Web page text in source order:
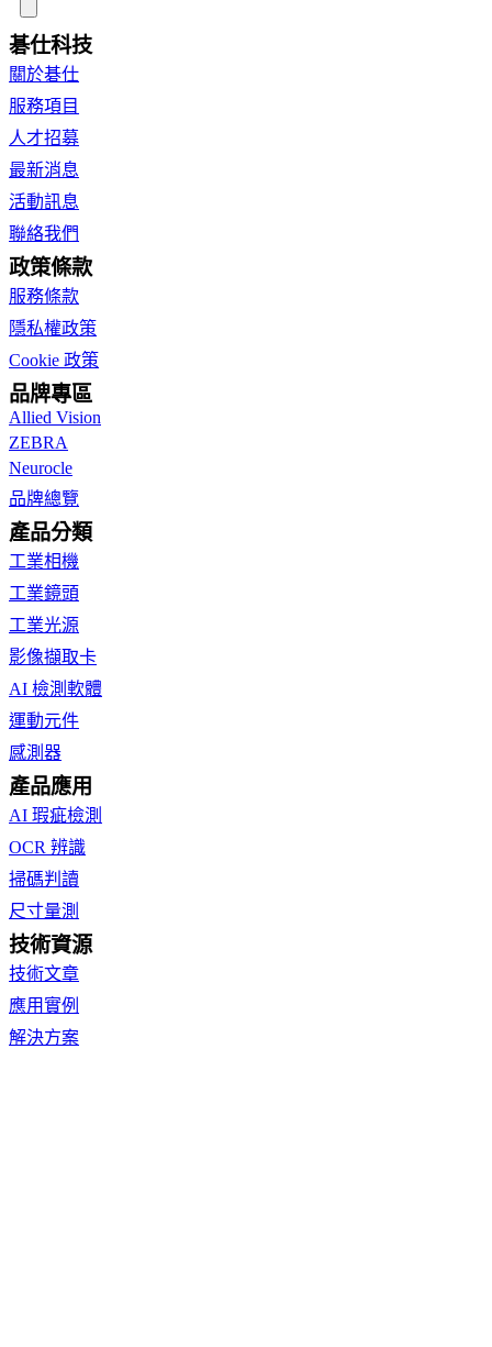
碁仕科技
關於碁仕
服務項目
人才招募
最新消息
活動訊息
聯絡我們
政策條款
服務條款
隱私權政策
Cookie 政策
品牌專區
Allied Vision
ZEBRA
Neurocle
品牌總覽
產品分類
工業相機
工業鏡頭
工業光源
影像擷取卡
AI 檢測軟體
運動元件
感測器
產品應用
AI 瑕疵檢測
OCR 辨識
掃碼判讀
尺寸量測
技術資源
技術文章
應用實例
解決方案